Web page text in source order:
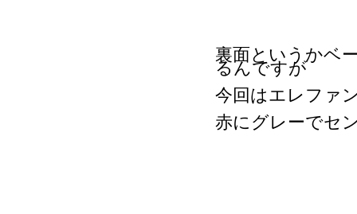
裏面というかベ
るんですが
今回はエレファ
赤にグレーでセ